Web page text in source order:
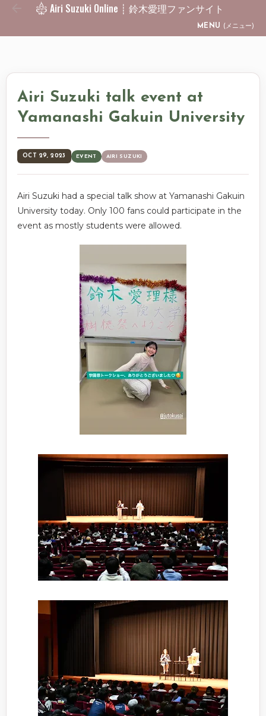
Skip to main content
Airi Suzuki Online ┊ 鈴木愛理ファンサイト
MENU (メニュー)
Airi Suzuki talk event at
Yamanashi Gakuin University
OCT 29, 2023 EVENT AIRI SUZUKI
Airi Suzuki had a special talk show at Yamanashi Gakuin
University today. Only 100 fans could participate in the
event as mostly students were allowed.